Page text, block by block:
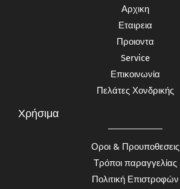
Αρχικη
Εταιρεια
Προιοντα
Service
Επικοινωνία
Πελάτες Χονδρικής
Χρήσιμα
Οροι & Προυποθεσεις
Τρόποι παραγγελίας
Πολιτική Επιστροφών